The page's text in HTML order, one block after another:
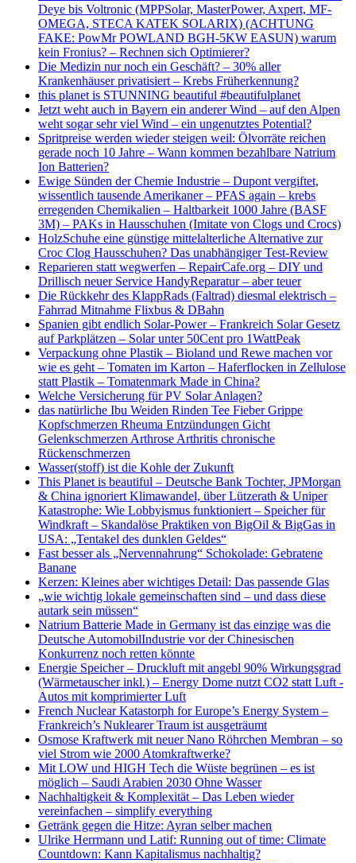
Deye bis Voltronic (MPPSolar, MasterPower, Axpert, MF-
OMEGA, STECA KATEK SOLARIX) (ACHTUNG
FAKE: PowMr POWLAND BGH-5KW EASUN) warum
kein Fronius? – Rechnen sich Optimierer?
Die Medizin nur noch ein Geschäft? – 30% aller
Krankenhäuser privatisiert – Krebs Früherkennung?
this planet is STUNNING beautiful #beautifulplanet
Jetzt weht auch in Bayern ein anderer Wind – auf den Alpen
weht sogar sehr viel Wind – ein ungenutztes Potential?
Spritpreise werden wieder steigen weil: Ölvorräte reichen
gerade noch 10 Jahre – Wann kommen bezahlbare Natrium
Ion Batterien?
Ewige Sünden der Chemie Industrie – Dupont vergiftet,
wissentlich tausende Amerikaner – PFAS again – krebs
erregenden Chemikalien – Haltbarkeit 1000 Jahre (BASF
3M) – PAKs in Hausschuhen (Imitate von Clogs und Crocs)
HolzSchuhe eine günstige mittelalterliche Alternative zur
Croc Clog Hausschuhen? Das unabhängiger Test-Review
Reparieren statt wegwerfen – RepairCafe.org – DIY und
Drillisch neuer Service HandyReparatur – aber teuer
Die Rückkehr des KlappRads (Faltrad) diesmal elektrisch –
Fahrrad Mitnahme Flixbus & DBahn
Spanien gibt endlich Solar-Power – Frankreich Solar Gesetz
auf Parkplätzen – Solar unter 50Cent pro 1WattPeak
Verpackung ohne Plastik – Bioland und Rewe machen vor
wie es geht – Tomaten im Karton – Haferflocken in Zellulose
statt Plastik – Tomatenmark Made in China?
Welche Versicherung für PV Solar Anlagen?
das natürliche Ibu Weiden Rinden Tee Fieber Grippe
Kopfschmerzen Rheuma Entzündungen Gicht
Gelenkschmerzen Arthrose Arthritis chronische
Rückenschmerzen
Wasser(stoff) ist die Kohle der Zukunft
This Planet is beautiful – Deutsche Bank Tochter, JPMorgan
& China ignoriert Klimawandel, über Lützerath & Uniper
Katastrophe: Wie Lobbyismus funktioniert – Speicher für
Windkraft – Skandalöse Praktiken von BigOil & BigGas in
USA: „Tentakel des dunklen Geldes“
Fast besser als „Nervennahrung“ Schokolade: Gebratene
Banane
Kerzen: Kleines aber wichtiges Detail: Das passende Glas
„wie wichtig lokale gemeinschaften sind – und dass diese
autark sein müssen“
Natrium Batterie Made in Germany ist das einzige was die
Deutsche AutomobilIndustrie vor der Chinesischen
Konkurrenz noch retten könnte
Energie Speicher – Druckluft mit angebl 90% Wirkungsgrad
(Wärmetauscher inkl.) – Energy Dome nutzt CO2 statt Luft -
Autos mit komprimierter Luft
French Nuclear Katastorph for Europe’s Energy System –
Frankreich’s Nuklearer Traum ist ausgeträumt
Osmose Kraftwerk mit neuer Nano Röhrchen Membran – so
viel Strom wie 2000 Atomkraftwerke?
Mit LOW und HIGH Tech die Wüste begrünen – es ist
möglich – Saudi Arabien 2030 Ohne Wasser
Nachhaltigkeit & Komplexität – Das Leben wieder
vereinfachen – simplify everything
Getränk gegen die Hitze: Ayran selber machen
Ulrike Herrmann und Latif: Running out of time: Climate
Countdown: Kann Kapitalismus nachhaltig?